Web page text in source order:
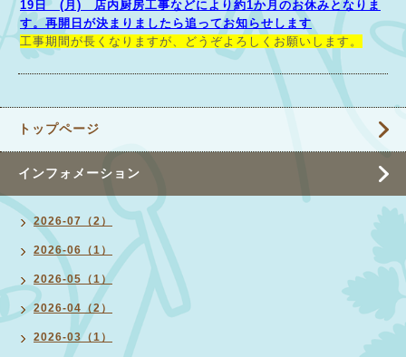
19日 (月) 店内厨房工事などにより約1か月のお休みとなりま
す。再開日が決まりましたら追ってお知らせします
工事期間が長くなりますが、どうぞよろしくお願いします。
トップページ
インフォメーション
2026-07（2）
2026-06（1）
2026-05（1）
2026-04（2）
2026-03（1）